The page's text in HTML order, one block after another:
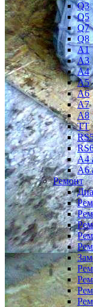
Q3
Q5
Q7
Q8
A1
A3
A4
A5
A6
A7
A8
TT
A4
A6
Ремонт